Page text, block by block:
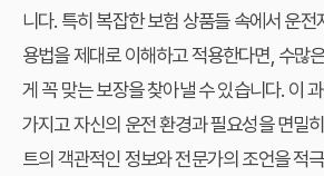
니다. 특히 복잡한 보험 상품들 속에서 운전
용법을 제대로 이해하고 적용한다면, 수많
게 꼭 맞는 보장을 찾아낼 수 있습니다. 이
가지고 자신의 운전 환경과 필요성을 면밀
트의 객관적인 정보와 전문가의 조언을 적